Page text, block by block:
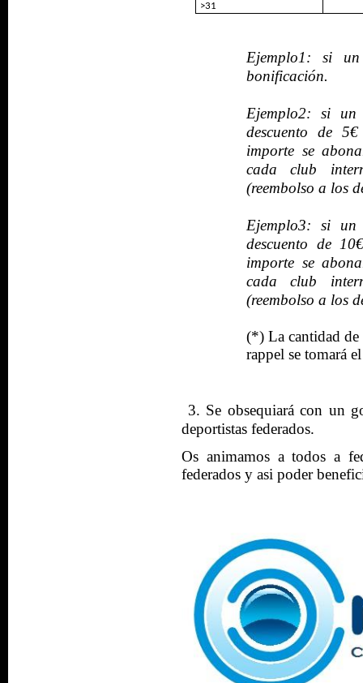
>31
Ejemplo1: si
bonificación.
Ejemplo2: si
descuento de
importe se
cada club
(reembolso a los
Ejemplo3: si
descuento de
importe se
cada club
(reembolso a los
(*) La cantidad de
rappel se tomará
3. Se obsequiará con un
deportistas federados.
Os animamos a todos a
federados y asi poder